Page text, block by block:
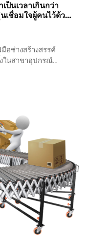
ป็นเวลาเกินกว่า
เชื่อมใจผู้คนไว้ด้วย
อช่างสร้างสรรค์
ในสาขาอุปกรณ์